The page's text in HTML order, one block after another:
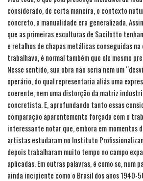
considerado, de certa maneira, o contexto
concreto, a manualidade era generalizada.
que as primeiras esculturas de Sacilotto
e retalhos de chapas metálicas conseguidas na
trabalhava, é normal também que ele mesmo
Nesse sentido, sua obra não seria nem um
operário, do qual representaria aliás uma
coerente, nem uma distorção da matriz
concretista. E, aprofundando tanto essas
comparação aparentemente forçada com o
interessante notar que, embora em momentos
artistas estudaram no Instituto
depois trabalharam muito tempo no campo
aplicadas. Em outras palavras, é como se, num
ainda incipiente como o Brasil dos anos 1940-